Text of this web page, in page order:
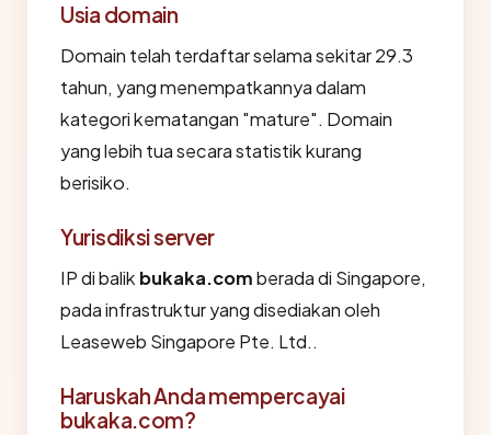
Usia domain
Domain telah terdaftar selama sekitar 29.3
tahun, yang menempatkannya dalam
kategori kematangan "mature". Domain
yang lebih tua secara statistik kurang
berisiko.
Yurisdiksi server
IP di balik bukaka.comberada di Singapore,
pada infrastruktur yang disediakan oleh
Leaseweb Singapore Pte. Ltd..
Haruskah Anda mempercayai
bukaka.com?